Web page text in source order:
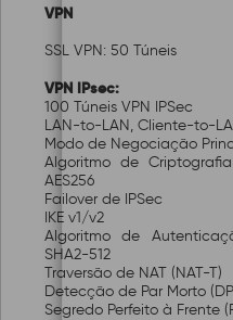
VPN
SSL VPN: 50 Túneis
VPN IPsec:
100 Túneis VPN IPSec
LAN-to-LAN, Cliente-to-
Modo de Negociação
Algoritmo de Criptografia
AES256
Failover de IPSec
IKE v1/v2
Algoritmo de
SHA2-512
Traversão de NAT (NAT-T)
Detecção de Par Morto
Segredo Perfeito à Frente